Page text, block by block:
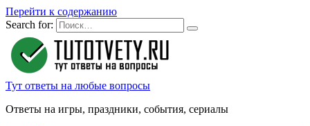
Перейти к содержанию
Search for:
Тут ответы на любые вопросы
Ответы на игры, праздники, события, сериалы